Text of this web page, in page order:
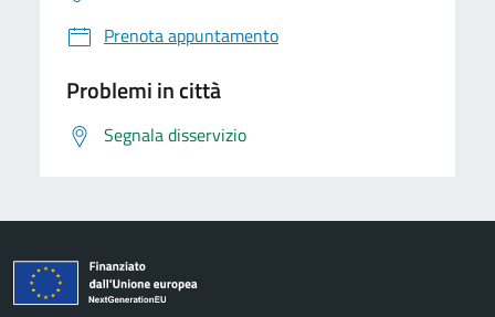
Prenota appuntamento
Problemi in città
Segnala disservizio